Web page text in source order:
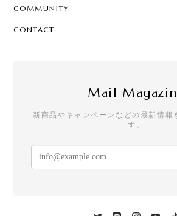
COMMUNITY
CONTACT
Mail
新商品やキャンペーンなどの最新情報
す。